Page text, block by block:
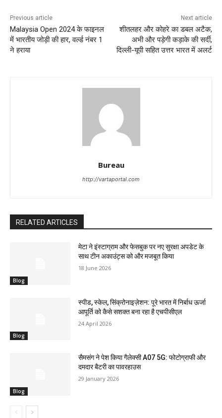
Previous article
Malaysia Open 2024 के फाइनल
में भारतीय जोड़ी की हार, वर्ल्ड नंबर 1
ने हराया
Next article
शीतलहर और कोहरे का डबल अटैक,
अभी और पड़ेगी कड़ाके की सर्दी,
दिल्ली-यूपी सहित उत्तर भारत में अलर्ट
Bureau
http://vartaportal.com
RELATED ARTICLES
Blog
मेटा ने इंस्टाग्राम और फेसबुक पर नए सुरक्षा अपडेट के
साथ टीन अकाउंट्स को और मजबूत किया
18 June 2026
Blog
स्पीड, स्केल, सिंक्रोनाइज़ेशन: पूरे भारत में निर्बाध ऊर्जा
आपूर्ति को कैसे सशक्त बना रहा है एचपीसीएल
24 April 2026
Blog
सैमसंग ने पेश किया गैलेक्सी A07 5G: फोटोग्राफी और
दमदार बैटरी का पावरहाउस
29 January 2026